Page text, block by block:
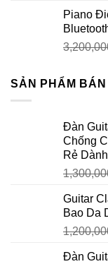
Piano
SẢN PHẨM
Đàn
Chống
Rẻ
Guitar
Bao Da
Đàn